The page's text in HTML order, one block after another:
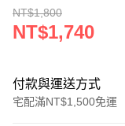
NT$1,800
NT$1,740
付款與運送方式
宅配滿NT$1,500免運